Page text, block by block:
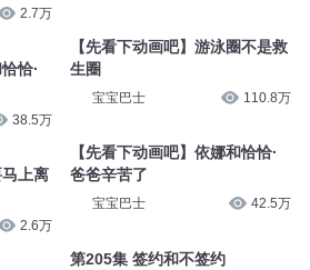
2.7万
恰·
38.5万
上离
2.6万
【先看下动画吧】游泳圈不是救
生圈
宝宝巴士 110.8万
【先看下动画吧】依娜和恰恰·
爸爸辛苦了
宝宝巴士 42.5万
第205集 签约和不签约